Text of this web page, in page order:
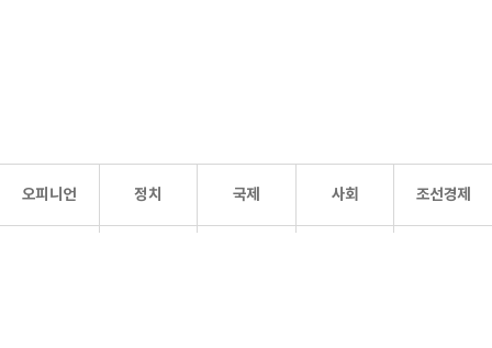
오피니언 정치 국제 사회 조선경제